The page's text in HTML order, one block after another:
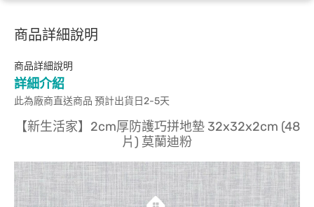
商品詳細說明
商品詳細說明
詳細介紹
此為廠商直送商品 預計出貨日2-5天
【新生活家】2cm厚防護巧拼地墊 32x32x2cm (48
片) 莫蘭迪粉